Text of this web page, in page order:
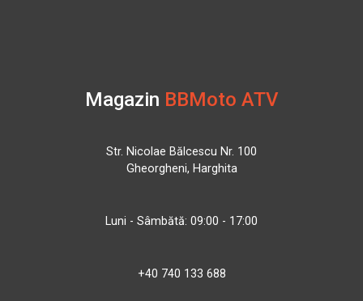
Magazin BBMoto ATV
Str. Nicolae Bălcescu Nr. 100
Gheorgheni, Harghita
Luni - Sâmbătă: 09:00 - 17:00
+40 740 133 688